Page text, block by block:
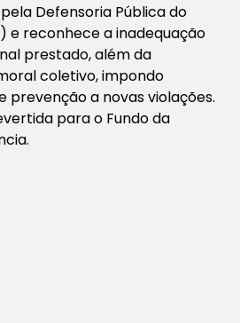
Defensoria Pública do
e reconhece a inadequação
prestado, além da
coletivo, impondo
prevenção a novas violações.
para o Fundo da